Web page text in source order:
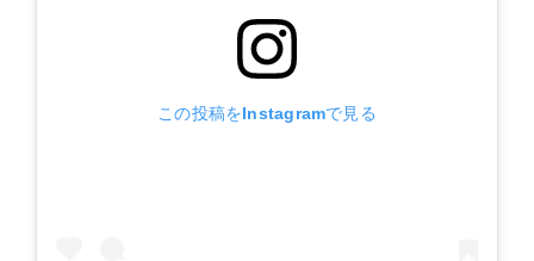
この投稿をInstagramで見る